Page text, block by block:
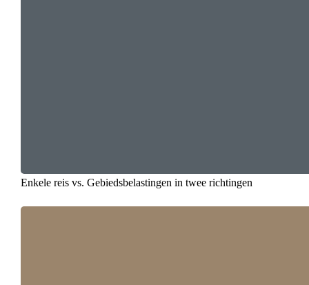
Enkele reis vs. Gebiedsbelastingen in twee richtingen